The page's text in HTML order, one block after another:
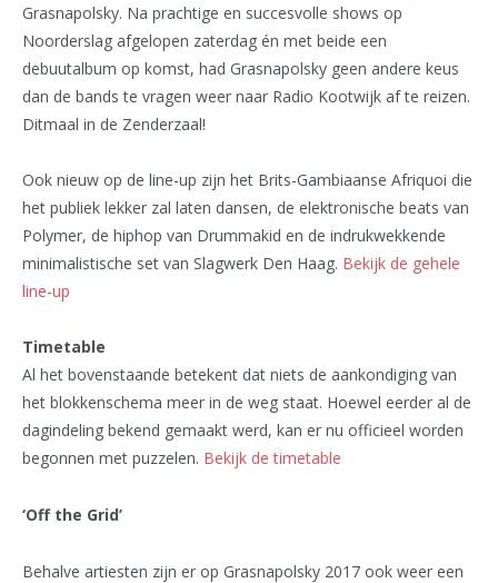
Grasnapolsky. Na prachtige en succesvolle shows op
Noorderslag afgelopen zaterdag én met beide een
debuutalbum op komst, had Grasnapolsky geen andere keus
dan de bands te vragen weer naar Radio Kootwijk af te reizen.
Ditmaal in de Zenderzaal!
Ook nieuw op de line-up zijn het Brits-Gambiaanse Afriquoi die
het publiek lekker zal laten dansen, de elektronische beats van
Polymer, de hiphop van Drummakid en de indrukwekkende
minimalistische set van Slagwerk Den Haag. Bekijk de gehele
line-up
Timetable
Al het bovenstaande betekent dat niets de aankondiging van
het blokkenschema meer in de weg staat. Hoewel eerder al de
dagindeling bekend gemaakt werd, kan er nu officieel worden
begonnen met puzzelen. Bekijk de timetable
‘Off the Grid’
Behalve artiesten zijn er op Grasnapolsky 2017 ook weer een